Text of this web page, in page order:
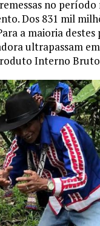
no
Dos 831 mil
a maioria destes
ultrapassam
Interno